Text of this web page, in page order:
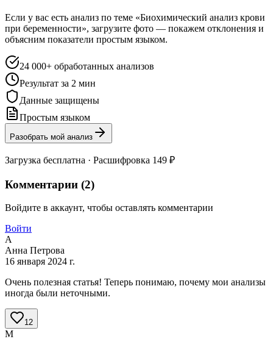
Если у вас есть анализ по теме «Биохимический анализ крови
при беременности», загрузите фото — покажем отклонения и
объясним показатели простым языком.
24 000+ обработанных анализов
Результат за 2 мин
Данные защищены
Простым языком
Разобрать мой анализ
Загрузка бесплатна · Расшифровка 149 ₽
Комментарии (2)
Войдите в аккаунт, чтобы оставлять комментарии
Войти
А
Анна Петрова
16 января 2024 г.
Очень полезная статья! Теперь понимаю, почему мои анализы
иногда были неточными.
12
М